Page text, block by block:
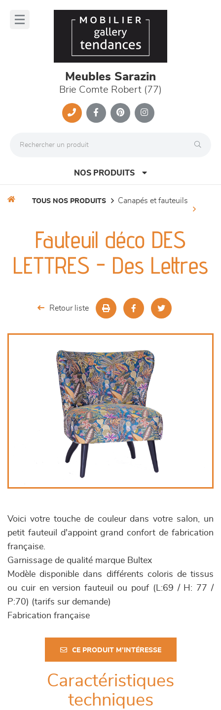
Meubles Sarazin
Brie Comte Robert (77)
NOS PRODUITS
séjours
meubles de complément
chambres et dressing
décoration
TOUS NOS PRODUITS canapés et fauteuils
Fauteuil déco DES
LETTRES - Des Lettres
Retour liste
Voici votre touche de couleur dans votre salon, un
petit fauteuil d'appoint grand confort de fabrication
française.
Garnissage de qualité marque Bultex
Modèle disponible dans différents coloris de tissus
ou cuir en version fauteuil ou pouf (L:69 / H: 77 /
P:70) (tarifs sur demande)
Fabrication française
CE PRODUIT M'INTÉRESSE
Caractéristiques
techniques